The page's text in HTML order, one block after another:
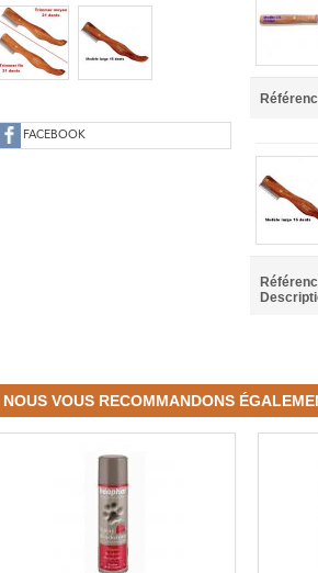
FACEBOOK
NOUS VOUS RECOMMANDONS